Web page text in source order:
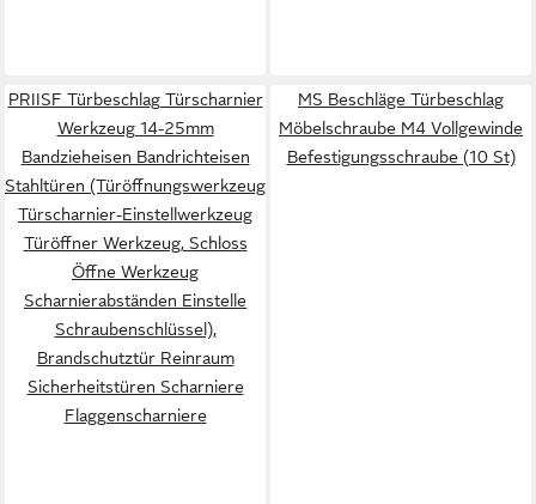
PRIISF Türbeschlag Türscharnier
Werkzeug 14-25mm
Bandzieheisen Bandrichteisen
Stahltüren (Türöffnungswerkzeug
Türscharnier-Einstellwerkzeug
Türöffner Werkzeug, Schloss
Öffne Werkzeug
Scharnierabständen Einstelle
Schraubenschlüssel),
Brandschutztür Reinraum
Sicherheitstüren Scharniere
Flaggenscharniere
MS Beschläge Türbeschlag
Möbelschraube M4 Vollgewinde
Befestigungsschraube (10 St)